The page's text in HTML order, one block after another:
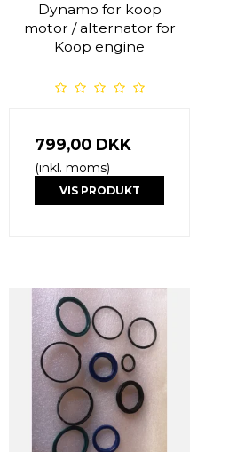
Dynamo for koop
motor / alternator for
Koop engine
799,00 DKK
(inkl. moms)
VIS PRODUKT